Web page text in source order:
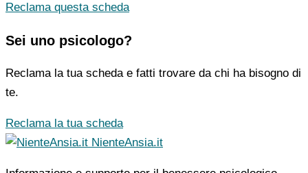
Reclama questa scheda
Sei uno psicologo?
Reclama la tua scheda e fatti trovare da chi ha bisogno di
te.
Reclama la tua scheda
NienteAnsia.it